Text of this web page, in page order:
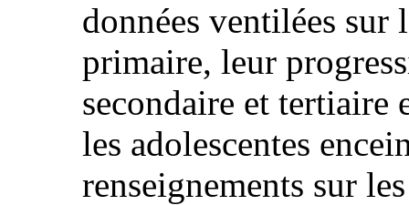
données ventilées sur
primaire, leur
secondaire et tertiaire
les adolescentes
renseignements sur